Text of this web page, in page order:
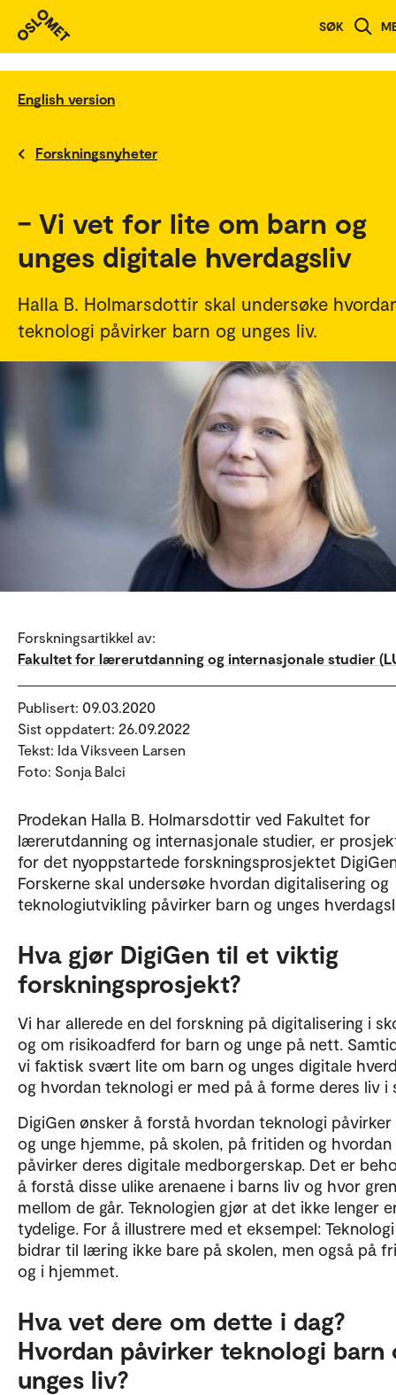
SØK
English version
Forskningsnyheter
– Vi vet for lite om barn og
unges digitale hverdagsliv
Halla B. Holmarsdottir skal undersøke
teknologi påvirker barn og unges liv.
Forskningsartikkel av:
Fakultet for lærerutdanning og internasjonale studier
Publisert: 09.03.2020
Sist oppdatert: 26.09.2022
Tekst: Ida Viksveen Larsen
Foto: Sonja Balci
Prodekan Halla B. Holmarsdottir ved Fakultet for
lærerutdanning og internasjonale studier, er
for det nyoppstartede forskningsprosjektet
Forskerne skal undersøke hvordan digitalisering og
teknologiutvikling påvirker barn og unges
Hva gjør DigiGen til et viktig
forskningsprosjekt?
Vi har allerede en del forskning på digitalisering i
og om risikoadferd for barn og unge på nett.
vi faktisk svært lite om barn og unges digitale
og hvordan teknologi er med på å forme deres liv
DigiGen ønsker å forstå hvordan teknologi påvirker
og unge hjemme, på skolen, på fritiden og hvordan
påvirker deres digitale medborgerskap. Det er
å forstå disse ulike arenaene i barns liv og hvor
mellom de går. Teknologien gjør at det ikke lenger
tydelige. For å illustrere med et eksempel: Teknologi
bidrar til læring ikke bare på skolen, men også på
og i hjemmet.
Hva vet dere om dette i dag?
Hvordan påvirker teknologi barn
unges liv?